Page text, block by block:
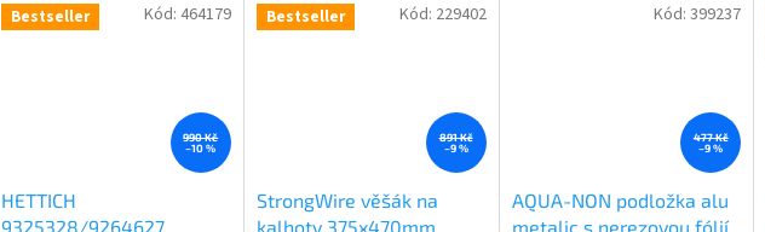
Bestseller
990 Kč
–10 %
HETTICH
9325328/9264627
Kód: 464179 Bestseller
891 Kč
–9 %
StrongWire věšák na
kalhoty 375x470mm
Kód: 229402
477 Kč
–9 %
AQUA-NON podložka alu
metalic s nerezovou fólií
Kód:399237